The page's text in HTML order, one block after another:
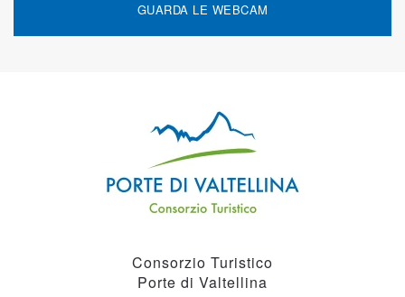
GUARDA LE WEBCAM
Consorzio Turistico
Porte di Valtellina